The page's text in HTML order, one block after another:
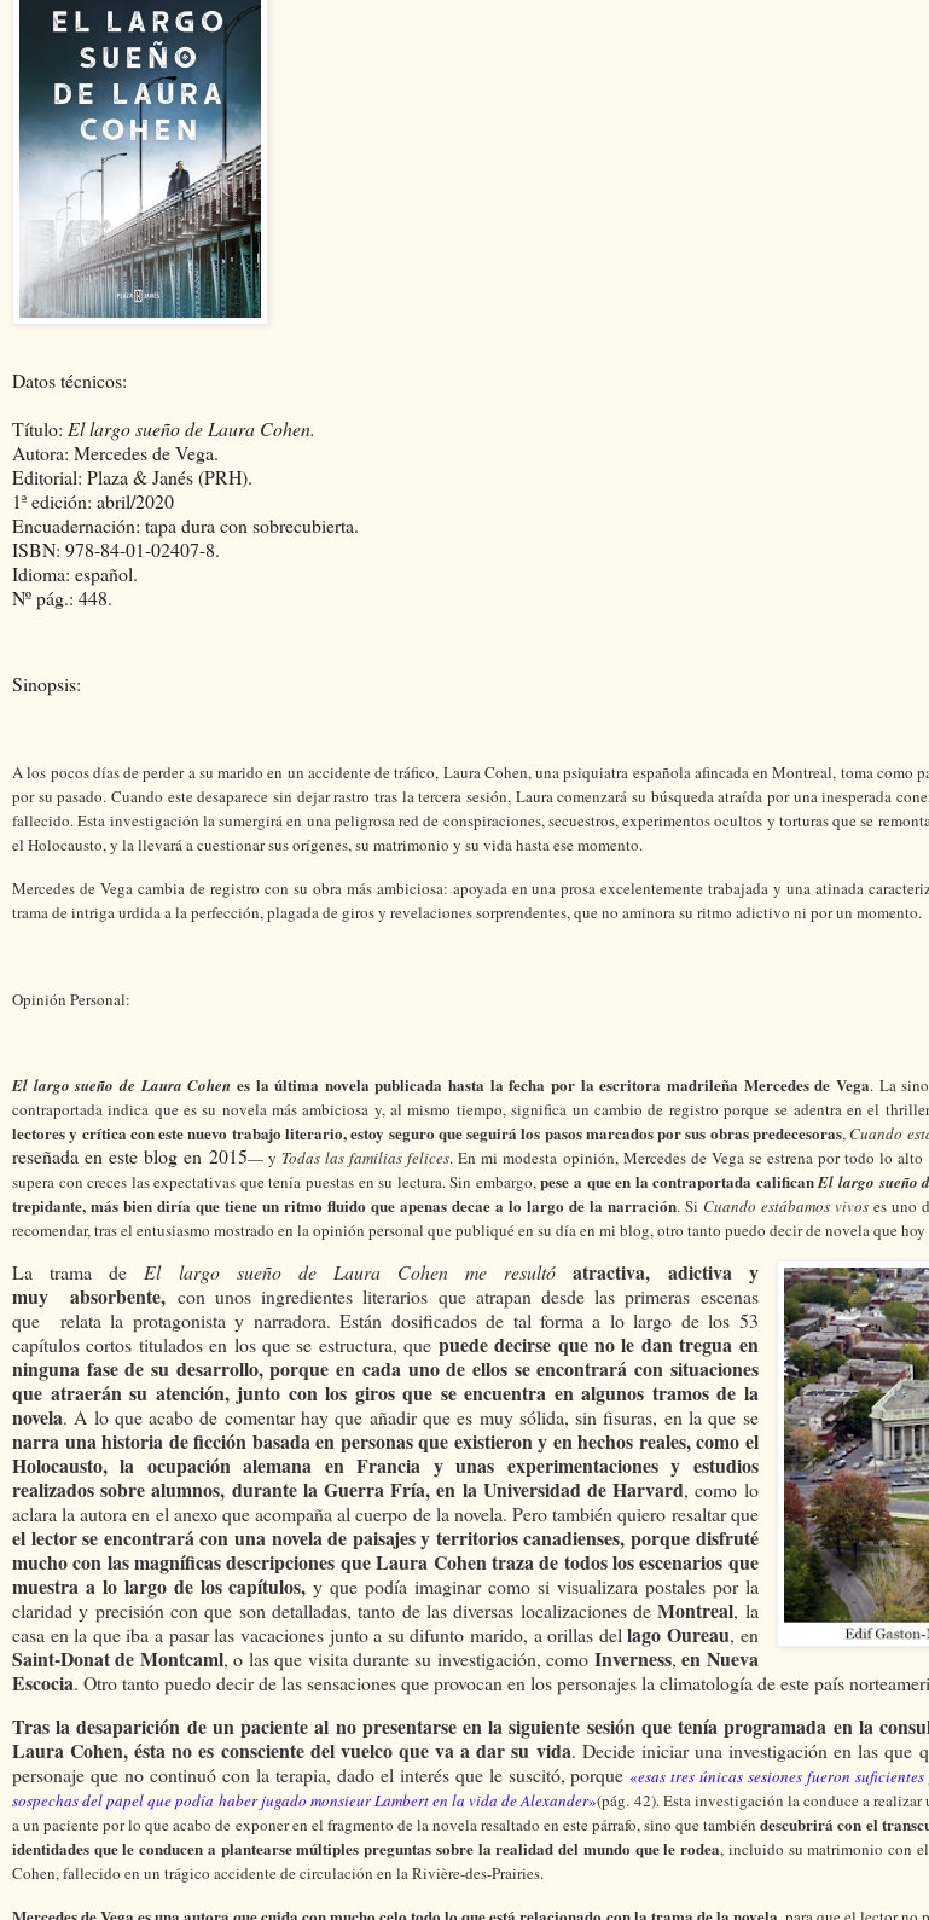
Datos técnicos:
Título: El largo sueño de Laura Cohen.
Autora: Mercedes de Vega.
Editorial: Plaza & Janés (PRH).
1ª edición: abril/2020
Encuadernación: tapa dura con sobrecubierta.
ISBN: 978-84-01-02407-8.
Idioma: español.
Nº pág.: 448.
Sinopsis:
A los pocos días de perder a su marido en un accidente de tráfico, Laura Cohen, una psiquiatra española afincada en Montreal, toma como
por su pasado. Cuando este desaparece sin dejar rastro tras la tercera sesión, Laura comenzará su búsqueda atraída por una inesperada
fallecido. Esta investigación la sumergirá en una peligrosa red de conspiraciones, secuestros, experimentos ocultos y torturas que se
el Holocausto, y la llevará a cuestionar sus orígenes, su matrimonio y su vida hasta ese momento.
Mercedes de Vega cambia de registro con su obra más ambiciosa: apoyada en una prosa excelentemente trabajada y una atinada
trama de intriga urdida a la perfección, plagada de giros y revelaciones sorprendentes, que no aminora su ritmo adictivo ni por un momento.
Opinión Personal:
El largo sueño de Laura Cohen es la última novela publicada hasta la fecha por la escritora madrileña Mercedes de Vega. La
contraportada indica que es su novela más ambiciosa y, al mismo tiempo, significa un cambio de registro porque se adentra en el
lectores y crítica con este nuevo trabajo literario, estoy seguro que seguirá los pasos marcados por sus obras predecesoras, Cuando
reseñada en este blog en 2015—y Todas las familias felices. En mi modesta opinión, Mercedes de Vega se estrena por todo lo
supera con creces las expectativas que tenía puestas en su lectura. Sin embargo,pese a que en la contraportada calificanEl largo sueño
trepidante, más bien diría que tiene un ritmo fluido que apenas decae a lo largo de la narración. Si Cuando estábamos vivos es uno
recomendar,tras el entusiasmo mostrado en la opinión personal que publiqué en su día en mi blog, otro tanto puedo decir denovela que hoy
La trama de El largo sueño de Laura Cohen me resultóatractiva, adictiva y
muyabsorbente, con unos ingredientes literarios que atrapan desde las primeras escenas
que relata la protagonista y narradora. Están dosificados de tal forma a lo largo de los 53
capítulos cortos titulados en los que se estructura, que puede decirse que no le dan tregua en
ninguna fase de su desarrollo, porque en cada uno de ellos se encontrará con situaciones
que atraerán su atención, junto con los giros que se encuentra en algunos tramos de la
novela. A lo que acabo de comentar hay que añadir que es muy sólida, sin fisuras, en la que se
narra una historia de ficción basada en personas que existieron y en hechos reales, como el
Holocausto, la ocupación alemana en Francia y unas experimentaciones y estudios
realizados sobre alumnos, durante la Guerra Fría, en la Universidad de Harvard, como lo
aclara la autora en el anexo que acompaña al cuerpo de la novela. Pero también quiero resaltar que
el lector se encontrará con una novela de paisajes y territorios canadienses, porque disfruté
mucho con las magníficas descripciones que Laura Cohen traza de todos los escenarios que
muestra a lo largo de los capítulos,y que podía imaginar como si visualizara postales por la
claridad y precisión con que son detalladas, tanto de las diversas localizaciones deMontreal, la
casa en la que iba a pasar las vacaciones junto a su difunto marido, a orillas dellago Oureau, en
Saint-Donat de Montcaml, o las que visita durante su investigación, como Inverness,en Nueva
Escocia. Otro tanto puedo decir de las sensaciones que provocan en los personajes la climatología de este país
Tras la desaparición de un paciente al no presentarse en la siguiente sesión que tenía programada en la
Laura Cohen, ésta no es consciente del vuelco que va a dar su vida. Decide iniciar una investigación en las que
personaje que no continuó con la terapia, dado el interés que le suscitó, porque «esas tres únicas sesiones fueron
sospechas del papel que podía haber jugado monsieur Lambert en la vida de Alexander»(pág. 42).Esta investigación la conduce a realizar
a un paciente por lo que acabo de exponer en el fragmento de la novela resaltado en este párrafo, sino que tambiéndescubrirá con el
identidades que le conducen a plantearse múltiples preguntas sobre la realidad del mundo que le rodea, incluido su matrimonio con
Cohen, fallecido en un trágico accidente de circulación en la Rivière-des-Prairies.
Mercedes de Vega es una autora que cuida con mucho celo todo lo que está relacionado con la trama de la novela